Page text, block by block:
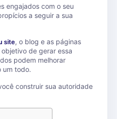
engajados com o seu
a seguir a sua
site, o blog e as páginas
de gerar essa
podem melhorar
um todo.
construir sua autoridade